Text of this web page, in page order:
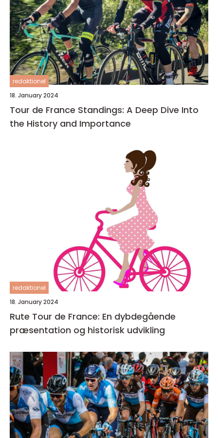
redaktionel
18. January 2024
Tour de France Standings: A Deep Dive Into
the History and Importance
redaktionel
18. January 2024
Rute Tour de France: En dybdegående
præsentation og historisk udvikling